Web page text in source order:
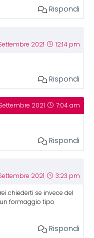
Rispondi
2021 12:14 pm
Rispondi
2021 7:04 am
Rispondi
2021 3:23 pm
chiederti se invece del
formaggio tipo
Rispondi